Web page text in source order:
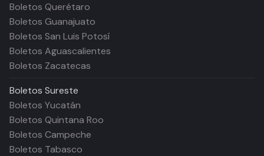
Boletos Querétaro
Boletos Guanajuato
Boletos San Luis Potosí
Boletos Aguascalientes
Boletos Zacatecas
Boletos Sureste
Boletos Yucatán
Boletos Quintana Roo
Boletos Campeche
Boletos Tabasco